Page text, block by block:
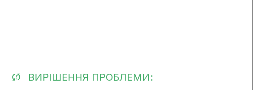
ВИРІШЕННЯ ПРОБЛЕМИ: